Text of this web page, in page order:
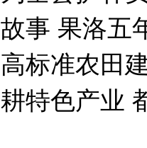
事 果洛五
标准农田
特色产业